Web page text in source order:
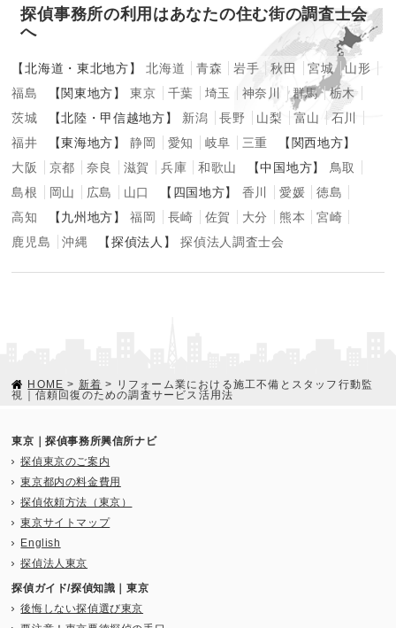
探偵事務所の利用はあなたの住む街の調査士会
へ
【北海道・東北地方】 北海道 青森 岩手 秋田 宮城
山形
福島
【関東地方】 東京 千葉 埼玉 神奈川 群馬
栃木
茨城
【北陸・甲信越地方】 新潟 長野 山梨 富山
石川
福井
【東海地方】 静岡 愛知 岐阜 三重
【関西地方】
大阪
京都 奈良 滋賀 兵庫 和歌山 【中国地方】
鳥取
島根
岡山 広島 山口 【四国地方】 香川 愛媛
徳島
高知
【九州地方】 福岡 長崎 佐賀 大分 熊本
宮崎
鹿児島
沖縄 【探偵法人】 探偵法人調査士会
HOME > 新着 > リフォーム業における施工不備とスタッフ行動監
視｜信頼回復のための調査サービス活用法
東京｜探偵事務所興信所ナビ
探偵東京のご案内
東京都内の料金費用
探偵依頼方法（東京）
東京サイトマップ
English
探偵法人東京
探偵ガイド/探偵知識｜東京
後悔しない探偵選び東京